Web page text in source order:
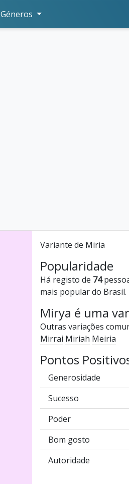
Géneros
Variante de Miria
Popularidade
Há registo de 74
mais popular do Brasil.
Mirya é uma
Outras variações
Mirrai Miriah Meiria
Pontos
Generosidade
Sucesso
Poder
Bom gosto
Autoridade